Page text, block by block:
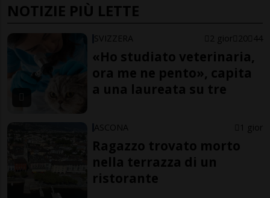
NOTIZIE PIÙ LETTE
SVIZZERA 2 gior 20 44
«Ho studiato veterinaria,
ora me ne pento», capita
a una laureata su tre
ASCONA 1 gior
Ragazzo trovato morto
nella terrazza di un
ristorante